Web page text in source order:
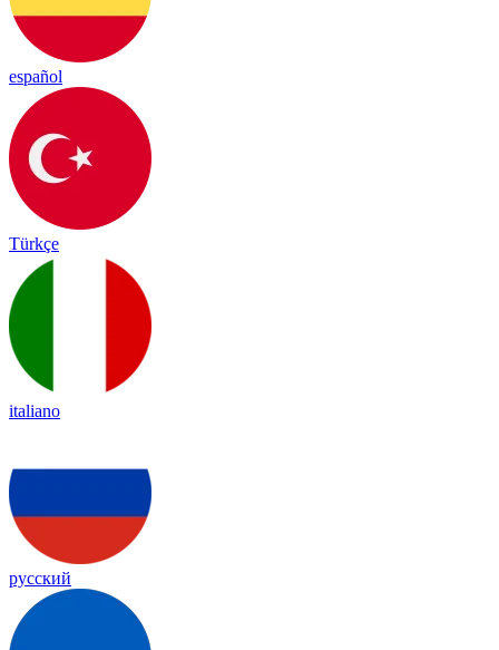
español
Türkçe
italiano
русский